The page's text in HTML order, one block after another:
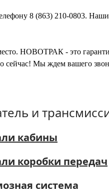
8 (863) 210-0803. Наши
место. НОВОТРАК - это
сейчас! Мы ждем вашего
и
кабины
коробки передач
система